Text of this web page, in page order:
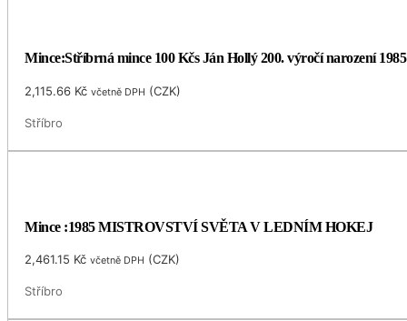
Mince:Stříbrná mince 100 Kčs Ján Hollý 200. výročí narození 1985
2,115.66 Kč včetně DPH (CZK)
Stříbro
Mince :1985 MISTROVSTVÍ SVĚTA V LEDNÍM HOKEJ
2,461.15 Kč včetně DPH (CZK)
Stříbro